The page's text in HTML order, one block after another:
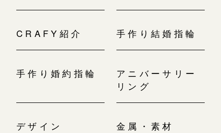
CRAFY紹介 手作り結婚指輪
手作り婚約指輪
アニバーサリー
リング
デザイン 金属・素材